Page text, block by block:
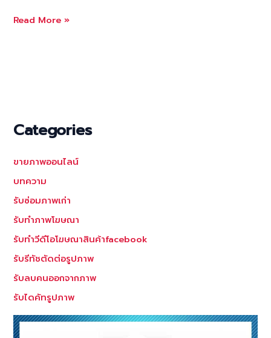
แต่ง
เบลอ
เพิ่ม
น่า
สนใจ
Read More »
Categories
ขายภาพออนไลน์
บทความ
รับซ่อมภาพเก่า
รับทำภาพโฆษณา
รับทำวีดีโอโฆษณาสินค้าfacebook
รับรีทัชตัดต่อรูปภาพ
รับลบคนออกจากภาพ
รับไดคัทรูปภาพ